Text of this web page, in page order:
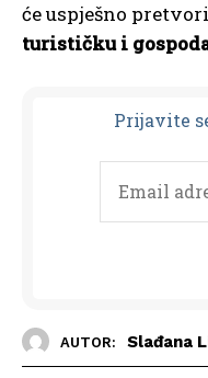
će uspješno
turističku i
Prijavite
AUTOR: Slađana